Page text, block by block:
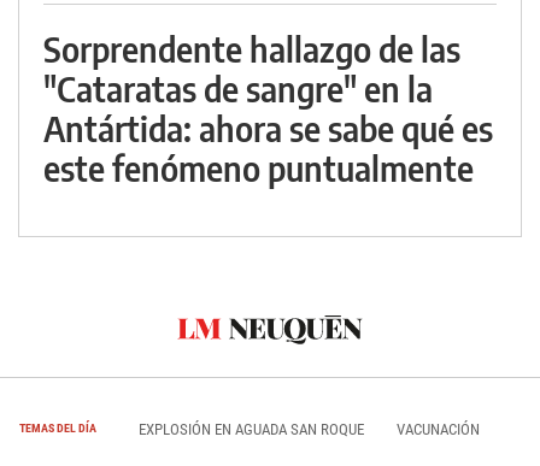
Sorprendente hallazgo de las
"Cataratas de sangre" en la
Antártida: ahora se sabe qué es
este fenómeno puntualmente
TEMAS DEL DÍA EXPLOSIÓN EN AGUADA SAN ROQUE VACUNACIÓN